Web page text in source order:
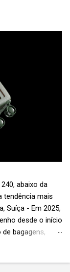
abaixo da
tendência mais
Suíça - Em 2025,
desde o início
bagagens,